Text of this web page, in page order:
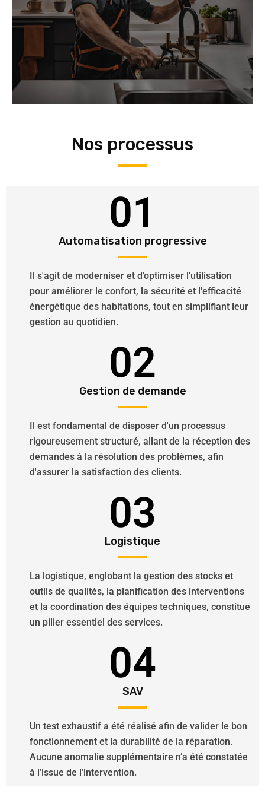
Nos processus
01
Automatisation progressive
Il s'agit de moderniser et d'optimiser l'utilisation
pour améliorer le confort, la sécurité et l'efficacité
énergétique des habitations, tout en simplifiant leur
gestion au quotidien.
02
Gestion de demande
Il est fondamental de disposer d'un processus
rigoureusement structuré, allant de la réception des
demandes à la résolution des problèmes, afin
d'assurer la satisfaction des clients.
03
Logistique
La logistique, englobant la gestion des stocks et
outils de qualités, la planification des interventions
et la coordination des équipes techniques, constitue
un pilier essentiel des services.
04
SAV
Un test exhaustif a été réalisé afin de valider le bon
fonctionnement et la durabilité de la réparation.
Aucune anomalie supplémentaire n’a été constatée
à l’issue de l’intervention.